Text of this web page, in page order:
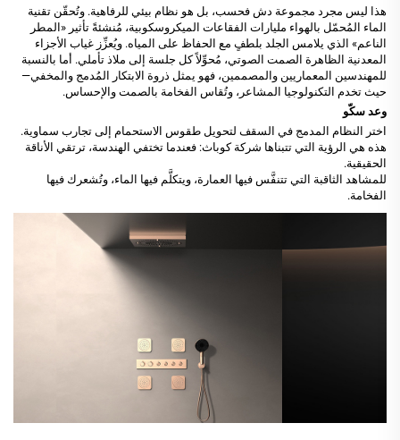
هذا ليس مجرد مجموعة دش فحسب، بل هو نظام بيئي للرفاهية. وتُحقّن تقنية
الماء المُحمّل بالهواء مليارات الفقاعات الميكروسكوبية، مُنشئةً تأثير «المطر
الناعم» الذي يلامس الجلد بلطفٍ مع الحفاظ على المياه. ويُعزِّز غياب الأجزاء
المعدنية الظاهرة الصمت الصوتي، مُحوِّلاً كل جلسة إلى ملاذ تأملي. أما بالنسبة
للمهندسين المعماريين والمصممين، فهو يمثل ذروة الابتكار المُدمج والمخفي—
حيث تخدم التكنولوجيا المشاعر، وتُقاس الفخامة بالصمت والإحساس.
وعد سكّو
اختر النظام المدمج في السقف لتحويل طقوس الاستحمام إلى تجارب سماوية.
هذه هي الرؤية التي تتبناها شركة كوباث: فعندما تختفي الهندسة، ترتقي الأناقة
الحقيقية.
للمشاهد الثاقبة التي تتنفَّس فيها العمارة، ويتكلَّم فيها الماء، وتُشعرك فيها
الفخامة.